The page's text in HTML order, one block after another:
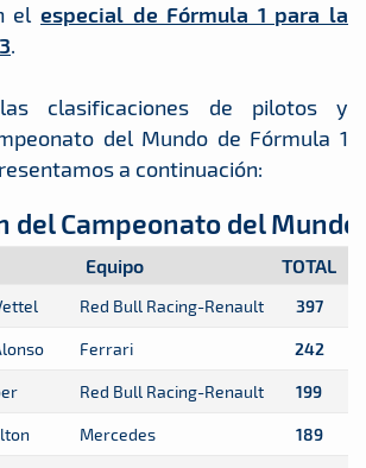
elespecial de Fórmula 1 para la
.
clasificaciones de pilotos y
del Mundo de Fórmula 1
a continuación:
del Campeonato del
Equipo TOTAL
Red Bull Racing-Renault 397
Ferrari 242
Red Bull Racing-Renault 199
Mercedes 189